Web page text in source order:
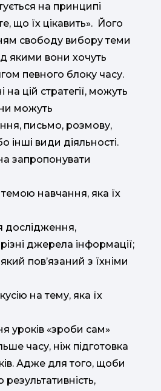
на принципі
що їх цікавить». Його
свободу вибору теми
якими вони хочуть
певного блоку часу.
на цій стратегії, можуть
можуть
письмо, розмову,
інші види діяльності.
запропонувати
навчання, яка їх
дослідження,
джерела інформації;
пов’язаний з їхніми
на тему, яка їх
уроків «зроби сам»
часу, ніж підготовка
Адже для того, щоби